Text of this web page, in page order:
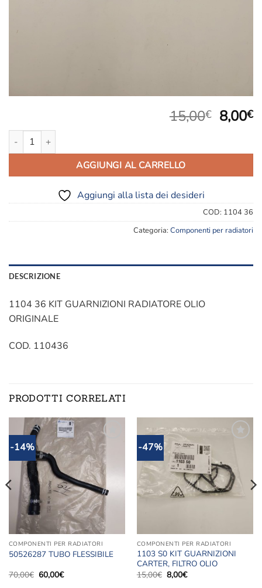
15,00€ Il
era:
8,00€Il
1104 36 KIT GUARNIZIONI RADIATORE OLIO quantità
AGGIUNGI AL CARRELLO
Aggiungi alla lista dei desideri
COD: 1104 36
Categoria: Componenti per radiatori
DESCRIZIONE
1104 36 KIT GUARNIZIONI RADIATORE OLIO
ORIGINALE
COD. 110436
PRODOTTI CORRELATI
-14%
Aggiungi
alla lista
dei
desideri
COMPONENTI PER RADIATORI
50526287 TUBO FLESSIBILE
70,00€ Il
prezzo
60,00€Il
-47%
dei
desideri
COMPONENTI PER RADIATORI
1103 S0 KIT GUARNIZIONI
CARTER, FILTRO OLIO
15,00€ Il
prezzo
8,00€Il